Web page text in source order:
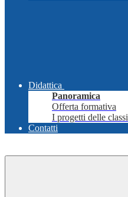
Didattica
Panoramica
Offerta formativa
I progetti delle classi
Contatti